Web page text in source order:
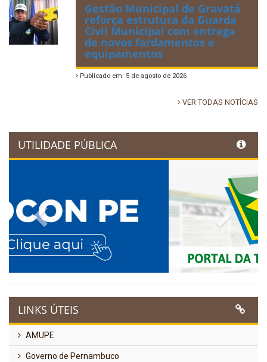
Gestão Municipal de Gravatá
reforça estrutura da Guarda
Civil Municipal com entrega
de novos fardamentos e
equipamentos
Publicado em: 5 de agosto de 2026
VER TODAS NOTÍCIAS
UTILIDADE PÚBLICA
Previous Next
LINKS ÚTEIS
AMUPE
Governo de Pernambuco